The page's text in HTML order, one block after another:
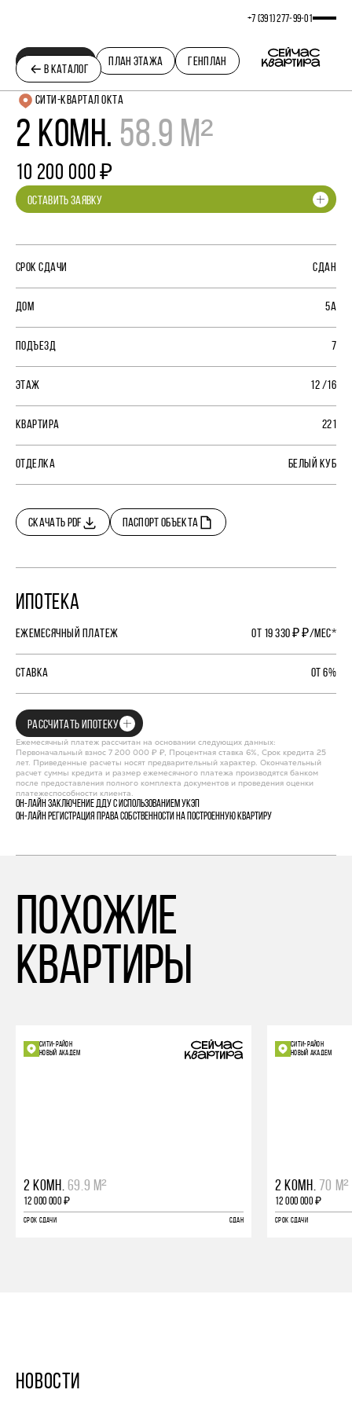
+7 (391) 277‒99‒01
В КАТАЛОГ
ПЛАНИРОВКА ПЛАН ЭТАЖА ГЕНПЛАН
СИТИ-КВАРТАЛ ОКТА
2 КОМН. 58.9 М²
10 200 000 ₽
ОСТАВИТЬ ЗАЯВКУ
СРОК СДАЧИ СДАН
ДОМ 5А
ПОДЪЕЗД 7
ЭТАЖ 12 /16
КВАРТИРА 221
ОТДЕЛКА БЕЛЫЙ КУБ
СКАЧАТЬ PDF ПАСПОРТ ОБЪЕКТА
ИПОТЕКА
ЕЖЕМЕСЯЧНЫЙ ПЛАТЕЖ ОТ 19 330 ₽ ₽/МЕС*
СТАВКА ОТ 6%
РАССЧИТАТЬ ИПОТЕКУ
Ежемесячный платеж рассчитан на основании следующих данных:
Первоначальный взнос 7 200 000 ₽ ₽, Процентная ставка 6%, Срок кредита 25
лет. Приведенные расчеты носят предварительный характер. Окончательный
расчет суммы кредита и размер ежемесячного платежа производятся банком
после предоставления полного комплекта документов и проведения оценки
платежеспособности клиента.
Он-лайн заключение ДДУ с использованием УКЭП
Он-лайн регистрация права собственности на построенную квартиру
похожие
квартиры
СИТИ-РАЙОН
НОВЫЙ АКАДЕМ
2 КОМН. 69.9 М²
12 000 000 ₽
СРОК СДАЧИ СДАН
СИТИ-РАЙОН
НОВЫЙ АКАДЕМ
2 КОМН. 70 М²
12 000 000 ₽
СРОК СДАЧИ
НОВОСТИ